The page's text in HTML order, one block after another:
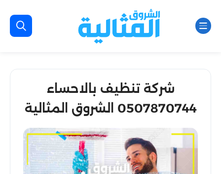
شركة تنظيف بالاحساء
0507870744 الشروق المثالية